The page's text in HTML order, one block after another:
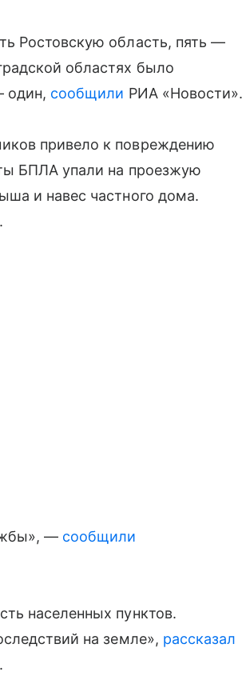
Ростовскую область, пять —
областях было
один, сообщили РИА «Новости».
привело к повреждению
БПЛА упали на проезжую
и навес частного дома.
— сообщили
населенных пунктов.
на земле», рассказал